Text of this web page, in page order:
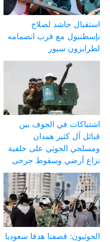
استقبال حاشد لصلاح
بإسطنبول مع قرب انضمامه
لطرابزون سبور
اشتباكات في الجوف بين
قبائل آل كثير همدان
ومسلحي الحوثي على خلفية
نزاع أرضي وسقوط جرحى
الحوثيون: قصفنا هدفا سعوديا